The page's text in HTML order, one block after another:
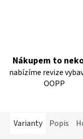
Nákupem to
nabízíme revize
OOPP
Varianty Popis